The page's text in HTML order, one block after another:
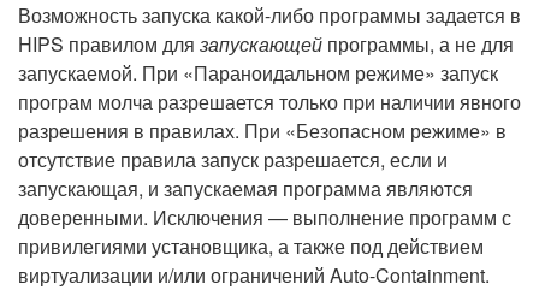
Возможность запуска какой-либо программы задается в
HIPS правилом для запускающей программы, а не для
запускаемой. При «Параноидальном режиме» запуск
програм молча разрешается только при наличии явного
разрешения в правилах. При «Безопасном режиме» в
отсутствие правила запуск разрешается, если и
запускающая, и запускаемая программа являются
доверенными. Исключения — выполнение программ с
привилегиями установщика, а также под действием
виртуализации и/или ограничений Auto-Containment.